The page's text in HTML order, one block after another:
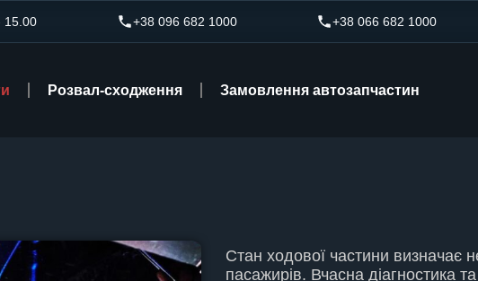
15.00 +38 096 682 1000 +38 066 682 1000
Розвал-сходження Замовлення автозапчастин
Стан ходової частини визначає
пасажирів. Вчасна діагностика